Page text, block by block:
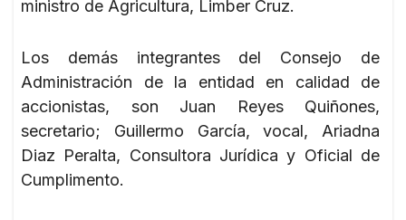
ministro de Agricultura, Limber Cruz.
Los demás integrantes del Consejo de
Administración de la entidad en calidad de
accionistas, son Juan Reyes Quiñones,
secretario; Guillermo García, vocal, Ariadna
Diaz Peralta, Consultora Jurídica y Oficial de
Cumplimento.